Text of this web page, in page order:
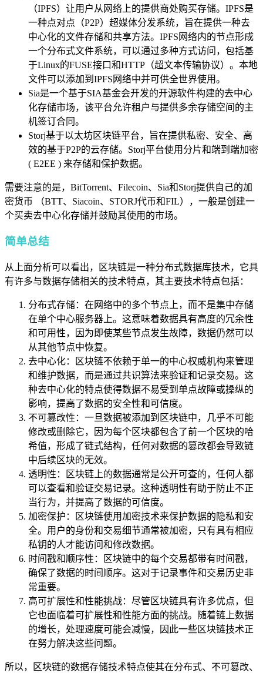
（IPFS）让用户从网络上的提供商处购买存储。IPFS是
一种点对点（P2P）超媒体分发系统，旨在提供一种去
中心化的文件存储和共享方法。IPFS网络内的节点形成
一个分布式文件系统，可以通过多种方式访问​​，包括基
于Linux的FUSE接口和HTTP（超文本传输​​协议）。本地
文件可以添加到IPFS网络中并可供全世界使用。
Sia是一个基于SIA基金会开发的开源软件构建的去中心
化存储市场，该平台允许租户与提供多余存储空间的主
机签订合同。
Storj基于以太坊区块链平台，旨在提供私密、安全、高
效的基于P2P的云存储。Storj平台使用分片和端到端加密
( E2EE ) 来存储和保护数据。
需要注意的是，BitTorrent、Filecoin、Sia和Storj提供自己的加
密货币 （BTT、Siacoin、STORJ代币和FIL），一般是创建一
个买卖去中心化存储并鼓励其使用的市场。
简单总结
从上面分析可以看出，区块链是一种分布式数据库技术，它具
有许多与数据存储相关的技术特点，其主要技术特点包括：
分布式存储：在网络中的多个节点上，而不是集中存储
在单个中心服务器上。这意味着数据具有高度的冗余性
和可用性，因为即使某些节点发生故障，数据仍然可以
从其他节点中恢复。
去中心化：区块链不依赖于单一的中心权威机构来管理
和维护数据，而是通过共识算法来验证和记录交易。这
种去中心化的特点使得数据不易受到单点故障或操纵的
影响，提高了数据的安全性和可信度。
不可篡改性：一旦数据被添加到区块链中，几乎不可能
修改或删除它，因为每个区块都包含了前一个区块的哈
希值，形成了链式结构，任何对数据的篡改都会导致链
中后续区块的无效。
透明性：区块链上的数据通常是公开可查的，任何人都
可以查看和验证交易记录。这种透明性有助于防止不正
当行为，并提高了数据的可信度。
加密保护：区块链使用加密技术来保护数据的隐私和安
全。用户的身份和交易细节通常被加密，只有具有相应
私钥的人才能访问和修改数据。
时间戳和顺序性：区块链中的每个交易都带有时间戳，
确保了数据的时间顺序。这对于记录事件和交易历史非
常重要。
高可扩展性和性能挑战：尽管区块链具有许多优点，但
它也面临着可扩展性和性能方面的挑战。随着链上数据
的增长，处理速度可能会减慢，因此一些区块链技术正
在努力解决这些问题。
所以，区块链的数据存储技术特点使其在分布式、不可篡改、